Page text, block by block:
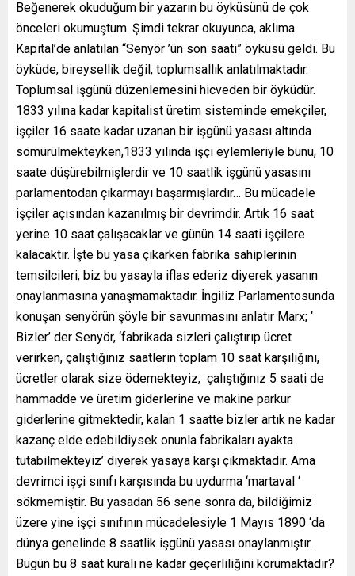
Beğenerek okuduğum bir yazarın bu öyküsünü de çok
önceleri okumuştum. Şimdi tekrar okuyunca, aklıma
Kapital’de anlatılan “Senyör ’ün son saati” öyküsü geldi. Bu
öyküde, bireysellik değil, toplumsallık anlatılmaktadır.
Toplumsal işgünü düzenlemesini hicveden bir öyküdür.
1833 yılına kadar kapitalist üretim sisteminde emekçiler,
işçiler 16 saate kadar uzanan bir işgünü yasası altında
sömürülmekteyken,1833 yılında işçi eylemleriyle bunu, 10
saate düşürebilmişlerdir ve 10 saatlik işgünü yasasını
parlamentodan çıkarmayı başarmışlardır… Bu mücadele
işçiler açısından kazanılmış bir devrimdir. Artık 16 saat
yerine 10 saat çalışacaklar ve günün 14 saati işçilere
kalacaktır. İşte bu yasa çıkarken fabrika sahiplerinin
temsilcileri, biz bu yasayla iflas ederiz diyerek yasanın
onaylanmasına yanaşmamaktadır. İngiliz Parlamentosunda
konuşan senyörün şöyle bir savunmasını anlatır Marx; ‘
Bizler’ der Senyör, ‘fabrikada sizleri çalıştırıp ücret
verirken, çalıştığınız saatlerin toplam 10 saat karşılığını,
ücretler olarak size ödemekteyiz, çalıştığınız 5 saati de
hammadde ve üretim giderlerine ve makine parkur
giderlerine gitmektedir, kalan 1 saatte bizler artık ne kadar
kazanç elde edebildiysek onunla fabrikaları ayakta
tutabilmekteyiz’ diyerek yasaya karşı çıkmaktadır. Ama
devrimci işçi sınıfı karşısında bu uydurma ‘martaval ‘
sökmemiştir. Bu yasadan 56 sene sonra da, bildiğimiz
üzere yine işçi sınıfının mücadelesiyle 1 Mayıs 1890 ‘da
dünya genelinde 8 saatlik işgünü yasası onaylanmıştır.
Bugün bu 8 saat kuralı ne kadar geçerliliğini korumaktadır?